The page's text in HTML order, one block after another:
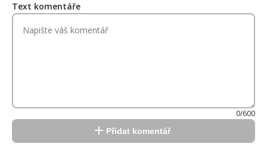
Text komentáře
0/600
Přidat komentář